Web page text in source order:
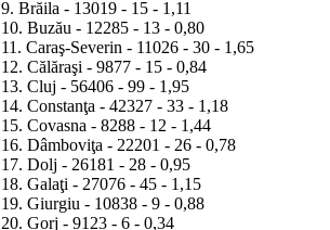
9. Brăila - 13019 - 15 - 1,11
10. Buzău - 12285 - 13 - 0,80
11. Caraş-Severin - 11026 - 30 - 1,65
12. Călăraşi - 9877 - 15 - 0,84
13. Cluj - 56406 - 99 - 1,95
14. Constanţa - 42327 - 33 - 1,18
15. Covasna - 8288 - 12 - 1,44
16. Dâmboviţa - 22201 - 26 - 0,78
17. Dolj - 26181 - 28 - 0,95
18. Galaţi - 27076 - 45 - 1,15
19. Giurgiu - 10838 - 9 - 0,88
20. Gorj - 9123 - 6 - 0,34